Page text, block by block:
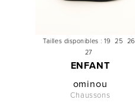
Tailles disponibles : 19 25 26
27
ENFANT
ominou
Chaussons